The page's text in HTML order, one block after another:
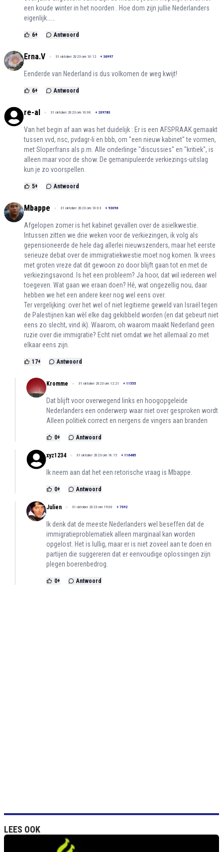
een koude winter in het noorden . Hoe dom zijn jullie Nederlanders
eigenlijk……
6+ Antwoord
Erna.V 31 oktober 2023 om 10:12 + 36997
Eenderde van Nederland is dus volkomen de weg kwijt!
6+ Antwoord
re-al 31 oktober 2023 om 10:06 + 209783
Van het begin af aan was het duidelijk : Er is een AFSPRAAK gemaakt
tussen vvd, nsc, pvdagr-li en bbb, om "een nieuw kabinet" te vormen,
met Sloperfrans als p.m. Alle onderlinge "discussies" en "kritiek", is
alleen maar voor de show. De gemanipuleerde verkiezings-uitslag
kun je zo voorspellen.
5+ Antwoord
Mbappe 31 oktober 2023 om 10:03 + 93096
Afgelopen zomer is het kabinet gevallen over de asielkwestie.
Intussen zitten we drie weken voor de verkiezingen, ik volg als
gepensioneerde de hele dag allerlei nieuwszenders, maar het eerste
serieuze debat over de immigratiekwestie moet nog komen. Ik vrees
met groten vreze dat dit gewoon zo door blijft gaan tot en met de
verkiezingsavond. Is het een probleem? Ja hoor, dat wil iedereen wel
toegeven. Wat gaan we eraan doen? Hé, wat ongezellig nou, daar
hebben we het een andere keer nog wel eens over.
Ter vergelijking: over het wel of niet legitieme geweld van Israël tegen
de Palestijnen kan wèl elke dag gekibbeld worden (en dat gebeurt niet
eens zo slecht, vind ik). Waarom, oh waarom maakt Nederland geen
ruzie over die immigratie? Echt niet omdat we het allemaal zo met
elkaar eens zijn.
17+ Antwoord
Kromme 31 oktober 2023 om 12:21 + 11555
Dat blijft voor overwegend links en hoogopgeleide
Nederlanders een onderwerp waar niet over gesproken wordt
Alleen politiek correct en nergens de vingers aan branden
0+ Antwoord
xyz1234 31 oktober 2023 om 18:15 + 116485
Ik neem aan dat het een retorische vraag is Mbappe.
0+ Antwoord
Julien 31 oktober 2023 om 19:00 + 7092
Ik denk dat de meeste Nederlanders wel beseffen dat de
immigratieproblematiek alleen marginaal kan worden
opgelost. Het is lullig, maar er is niet zoveel aan te doen en
partijen die suggereren dat er eenvoudige oplossingen zijn
plegen boerenbedrog.
0+ Antwoord
LEES OOK